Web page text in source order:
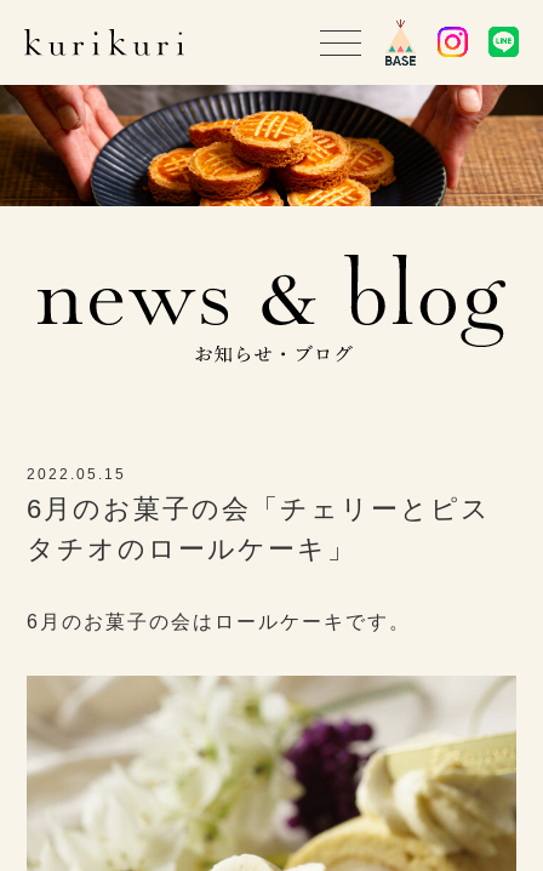
2022.05.15
6月のお菓子の会「チェリーとピス
タチオのロールケーキ」
6月のお菓子の会はロールケーキです。